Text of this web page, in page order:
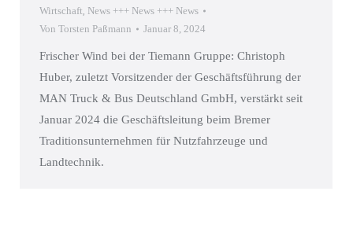
Wirtschaft, News +++ News +++ News
Von Torsten Paßmann Januar 8, 2024
Frischer Wind bei der Tiemann Gruppe: Christoph
Huber, zuletzt Vorsitzender der Geschäftsführung der
MAN Truck & Bus Deutschland GmbH, verstärkt seit
Januar 2024 die Geschäftsleitung beim Bremer
Traditionsunternehmen für Nutzfahrzeuge und
Landtechnik.